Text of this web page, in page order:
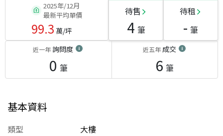
2025年/12月
最新平均單價
99.3 萬/坪
待售
4 筆
待租
- 筆
近一年詢問度
0 筆
近五年成交
6 筆
基本資料
類型
大樓